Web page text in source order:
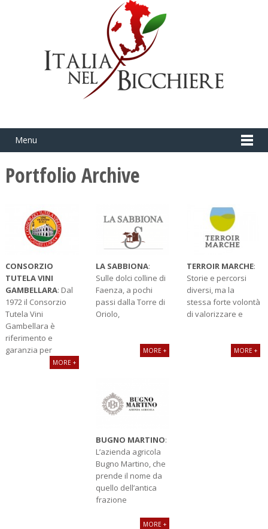
Menu
Portfolio Archive
CONSORZIO
TUTELA VINI
GAMBELLARA: Dal
1972 il Consorzio
Tutela Vini
Gambellara è
riferimento e
garanzia per
MORE +
LA SABBIONA:
Sulle dolci colline di
Faenza, a pochi
passi dalla Torre di
Oriolo,
MORE +
TERROIR MARCHE:
Storie e percorsi
diversi, ma la
stessa forte volontà
di valorizzare e
MORE +
BUGNO MARTINO:
L’azienda agricola
Bugno Martino, che
prende il nome da
quello dell’antica
frazione
MORE +